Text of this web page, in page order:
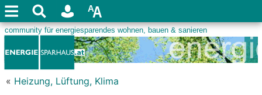
« Heizung, Lüftung, Klima